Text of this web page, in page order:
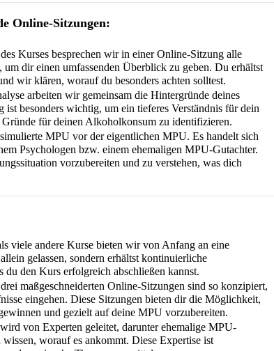
Online-Sitzungen:
Kurses besprechen wir in einer Online-Sitzung alle
dir einen umfassenden Überblick zu geben. Du erhältst
wir klären, worauf du besonders achten solltest.
arbeiten wir gemeinsam die Hintergründe deines
besonders wichtig, um ein tieferes Verständnis für dein
für deinen Alkoholkonsum zu identifizieren.
MPU vor der eigentlichen MPU. Es handelt sich
Psychologen bzw. einem ehemaligen MPU-Gutachter.
vorzubereiten und zu verstehen, was dich
viele andere Kurse bieten wir von Anfang an eine
gelassen, sondern erhältst kontinuierliche
du den Kurs erfolgreich abschließen kannst.
maßgeschneiderten Online-Sitzungen sind so konzipiert,
eingehen. Diese Sitzungen bieten dir die Möglichkeit,
und gezielt auf deine MPU vorzubereiten.
von Experten geleitet, darunter ehemalige MPU-
worauf es ankommt. Diese Expertise ist